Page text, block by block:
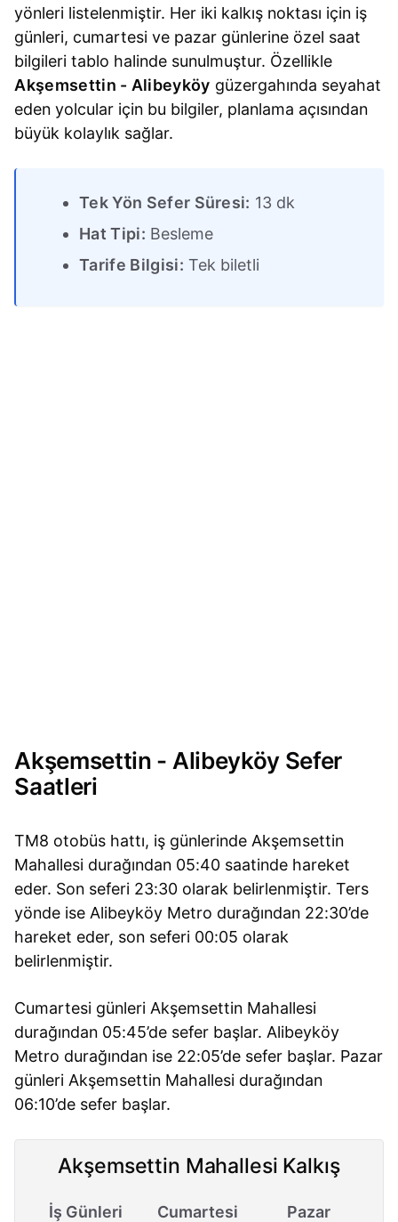
yönleri listelenmiştir. Her iki kalkış noktası için iş
günleri, cumartesi ve pazar günlerine özel saat
bilgileri tablo halinde sunulmuştur. Özellikle
Akşemsettin - Alibeyköy güzergahında seyahat
eden yolcular için bu bilgiler, planlama açısından
büyük kolaylık sağlar.
Tek Yön Sefer Süresi: 13 dk
Hat Tipi: Besleme
Tarife Bilgisi: Tek biletli
Akşemsettin - Alibeyköy Sefer
Saatleri
TM8 otobüs hattı, iş günlerinde Akşemsettin
Mahallesi durağından 05:40 saatinde hareket
eder. Son seferi 23:30 olarak belirlenmiştir. Ters
yönde ise Alibeyköy Metro durağından 22:30’de
hareket eder, son seferi 00:05 olarak
belirlenmiştir.
Cumartesi günleri Akşemsettin Mahallesi
durağından 05:45’de sefer başlar. Alibeyköy
Metro durağından ise 22:05’de sefer başlar. Pazar
günleri Akşemsettin Mahallesi durağından
06:10’de sefer başlar.
Akşemsettin Mahallesi Kalkış
İş Günleri Cumartesi
Pazar